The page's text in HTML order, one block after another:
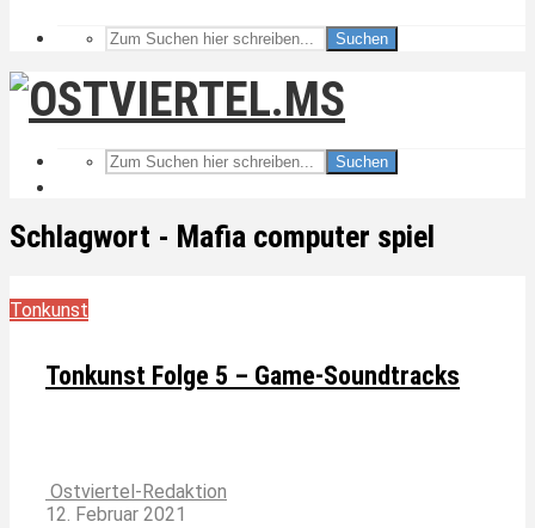
Suchen
Suchen
Schlagwort - Mafia computer spiel
Tonkunst
Tonkunst Folge 5 – Game-Soundtracks
Ostviertel-Redaktion
12. Februar 2021